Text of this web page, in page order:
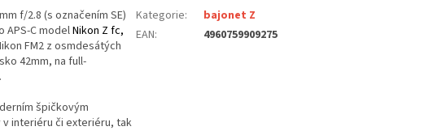
f/2.8 (s označením SE)
APS-C modelNikon Z fc,
FM2 z osmdesátých
42mm, na full-
špičkovým
interiéru či exteriéru, tak
Kategorie:
bajonet Z
EAN: 4960759909275